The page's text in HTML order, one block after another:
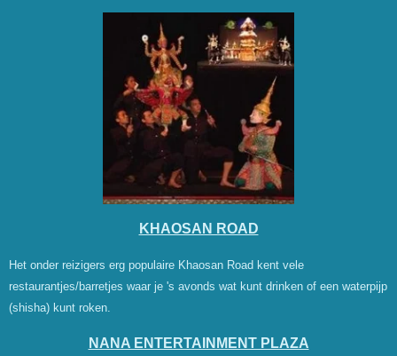
KHAOSAN ROAD
Het onder reizigers erg populaire Khaosan Road kent vele
restaurantjes/barretjes waar je 's avonds wat kunt drinken of een waterpijp
(shisha) kunt roken.
NANA ENTERTAINMENT PLAZA